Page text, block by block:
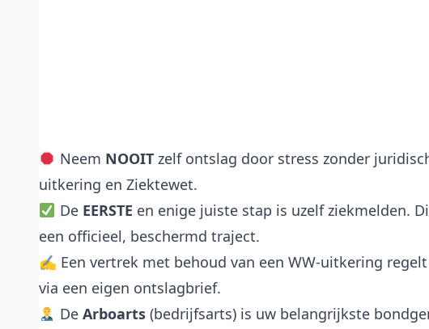
Neem NOOITzelf ontslag door stress zonder
uitkering en Ziektewet.
De EERSTE en enige juiste stap is uzelf ziekmelden.
een officieel, beschermd traject.
✍️ Een vertrek met behoud van een WW-uitkering regelt
via een eigen ontslagbrief.
De Arboarts(bedrijfsarts) is uw belangrijkste